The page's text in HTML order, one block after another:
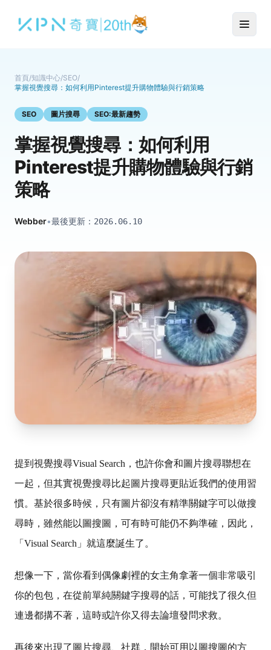
首頁/知識中心/SEO/
掌握視覺搜尋：如何利用Pinterest提升購物體驗與行銷策略
SEO 圖片搜尋 SEO:最新趨勢
掌握視覺搜尋：如何利用
Pinterest提升購物體驗與行銷
策略
Webber•最後更新： 2026.06.10
提到視覺搜尋Visual Search，也許你會和圖片搜尋聯想在
一起，但其實視覺搜尋比起圖片搜尋更貼近我們的使用習
慣。基於很多時候，只有圖片卻沒有精準關鍵字可以做搜
尋時，雖然能以圖搜圖，可有時可能仍不夠準確，因此，
「Visual Search」就這麼誕生了。
想像一下，當你看到偶像劇裡的女主角拿著一個非常吸引
你的包包，在從前單純關鍵字搜尋的話，可能找了很久但
連邊都搆不著，這時或許你又得去論壇發問求救。
再後來出現了圖片搜尋、社群，開始可用以圖搜圖的方